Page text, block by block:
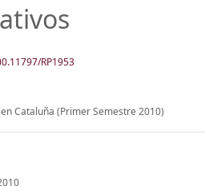
RP1953
Cataluña (Primer Semestre 2010)